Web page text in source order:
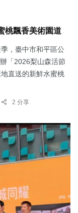
桃飄香美術園道
，臺中市和平區公
「2026梨山森活節
直送的新鮮水蜜桃
2 分享